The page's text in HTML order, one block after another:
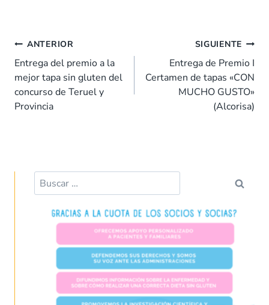
b
o
o
k
s
A
p
dI
n
ar
tir
Navegación
de
entradas
ANTERIOR
Entrega del premio a la
mejor tapa sin gluten del
concurso de Teruel y
Provincia
SIGUIENTE
Entrega de Premio I
Certamen de tapas «CON
MUCHO GUSTO»
(Alcorisa)
Buscar: